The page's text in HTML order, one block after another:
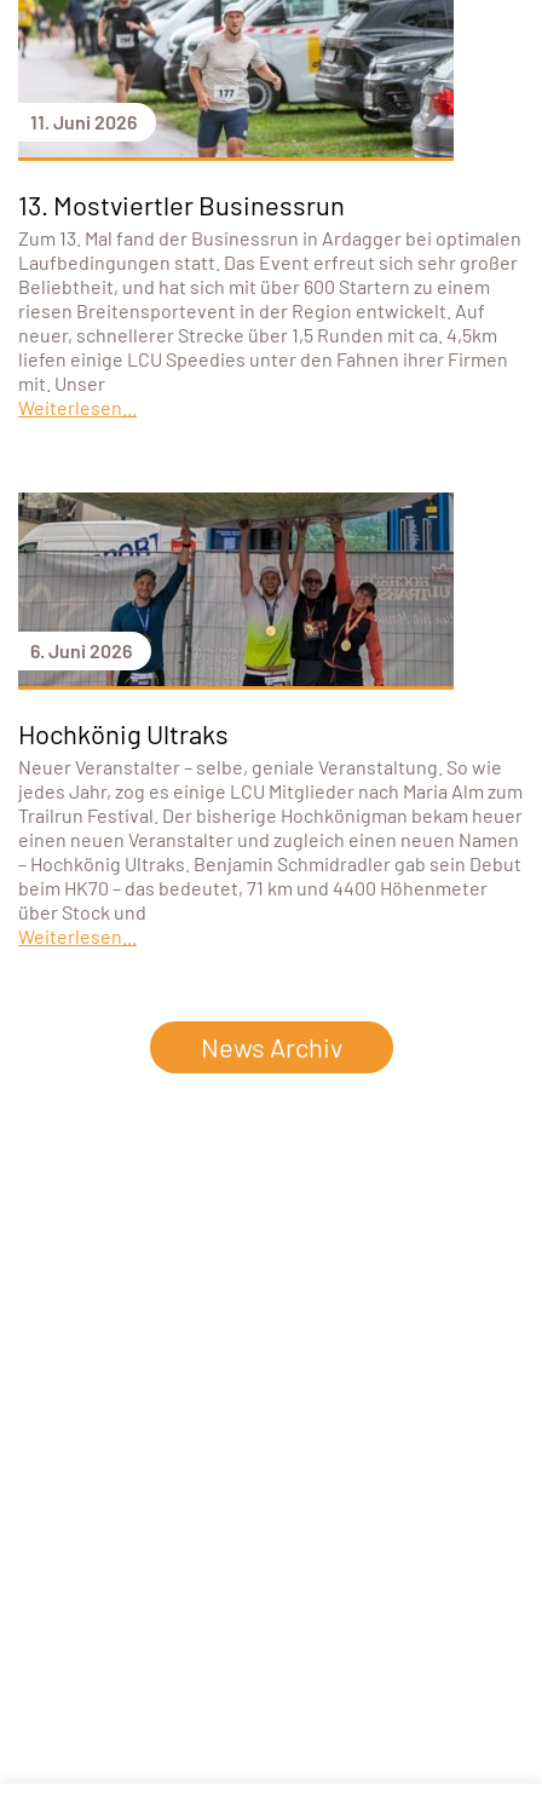
11. Juni 2026
13. Mostviertler Businessrun
Zum 13. Mal fand der Businessrun in Ardagger bei optimalen
Laufbedingungen statt. Das Event erfreut sich sehr großer
Beliebtheit, und hat sich mit über 600 Startern zu einem
riesen Breitensportevent in der Region entwickelt. Auf
neuer, schnellerer Strecke über 1,5 Runden mit ca. 4,5km
liefen einige LCU Speedies unter den Fahnen ihrer Firmen
mit. Unser
Weiterlesen...
6. Juni 2026
Hochkönig Ultraks
Neuer Veranstalter – selbe, geniale Veranstaltung. So wie
jedes Jahr, zog es einige LCU Mitglieder nach Maria Alm zum
Trailrun Festival. Der bisherige Hochkönigman bekam heuer
einen neuen Veranstalter und zugleich einen neuen Namen
– Hochkönig Ultraks. Benjamin Schmidradler gab sein Debut
beim HK70 – das bedeutet, 71 km und 4400 Höhenmeter
über Stock und
Weiterlesen...
News Archiv